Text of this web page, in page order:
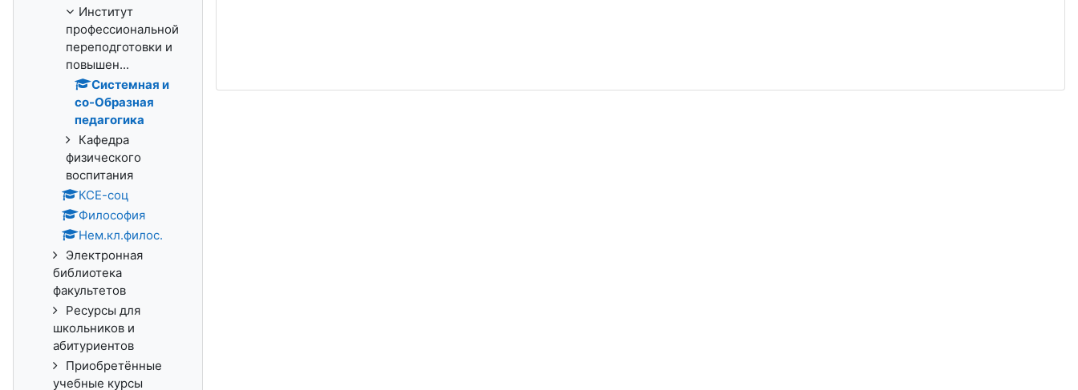
Институт
профессиональной
переподготовки и
повышен...
Системная и
со-Образная
педагогика
Кафедра
физического
воспитания
КСЕ-соц
Философия
Нем.кл.филос.
Электронная
библиотека
факультетов
Ресурсы для
школьников и
абитуриентов
Приобретённые
учебные курсы